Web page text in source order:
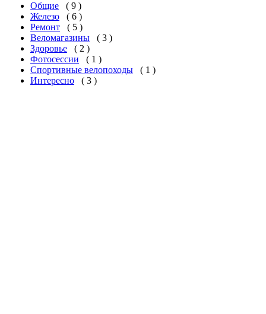
Общие
( 9 )
Железо
( 6 )
Ремонт
( 5 )
Веломагазины
( 3 )
Здоровье
( 2 )
Фотосессии
( 1 )
Спортивные велопоходы
( 1 )
Интересно
( 3 )